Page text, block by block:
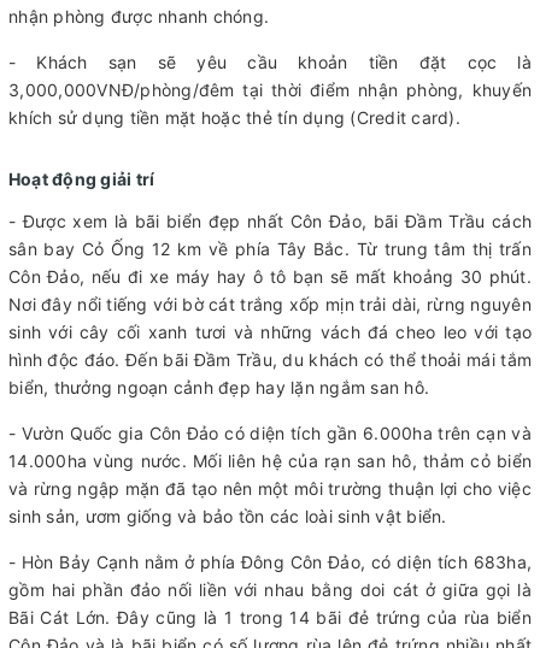
nhận phòng được nhanh chóng.
- Khách sạn sẽ yêu cầu khoản tiền đặt cọc là
3,000,000VNĐ/phòng/đêm tại thời điểm nhận phòng, khuyến
khích sử dụng tiền mặt hoặc thẻ tín dụng (Credit card).
Hoạt động giải trí
- Được xem là bãi biển đẹp nhất Côn Đảo, bãi Đầm Trầu cách
sân bay Cỏ Ống 12 km về phía Tây Bắc. Từ trung tâm thị trấn
Côn Đảo, nếu đi xe máy hay ô tô bạn sẽ mất khoảng 30 phút.
Nơi đây nổi tiếng với bờ cát trắng xốp mịn trải dài, rừng nguyên
sinh với cây cối xanh tươi và những vách đá cheo leo với tạo
hình độc đáo. Đến bãi Đầm Trầu, du khách có thể thoải mái tắm
biển, thưởng ngoạn cảnh đẹp hay lặn ngắm san hô.
- Vườn Quốc gia Côn Đảo có diện tích gần 6.000ha trên cạn và
14.000ha vùng nước. Mối liên hệ của rạn san hô, thảm cỏ biển
và rừng ngập mặn đã tạo nên một môi trường thuận lợi cho việc
sinh sản, ươm giống và bảo tồn các loài sinh vật biển.
- Hòn Bảy Cạnh nằm ở phía Đông Côn Đảo, có diện tích 683ha,
gồm hai phần đảo nối liền với nhau bằng doi cát ở giữa gọi là
Bãi Cát Lớn. Đây cũng là 1 trong 14 bãi đẻ trứng của rùa biển